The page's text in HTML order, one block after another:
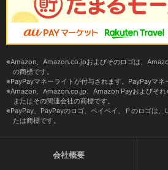
Amazon、Amazon.co.jpおよびそのロゴは、
の商標です。
PayPayマネーライトが付与されます。PayPayマネ
Amazon、Amazon.co.jp、Amazon Payおよびそ
またはその関連会社の商標です。
PayPay、PayPayのロゴ、ペイペイ、Ｐのロゴは、
たは商標です。
会社概要